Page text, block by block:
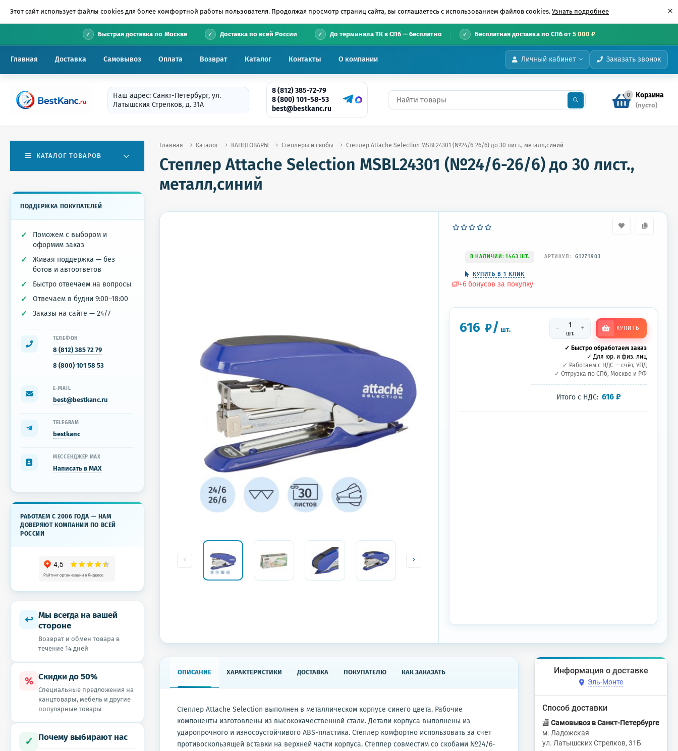
Этот сайт использует файлы cookies для более комфортной работы пользователя. Продолжая просмотр страниц сайта, вы соглашаетесь с использованием файлов cookies. Узнать подробнее ×
Быстрая доставка по Москве Доставка по всей России До терминала ТК в СПб — бесплатно Бесплатная доставка по СПб от5 000 ₽
Личный кабинет Заказать звонок
Главная Доставка Самовывоз Оплата Возврат Каталог Контакты О компании
Наш адрес: Санкт-Петербург, ул.
Латышских Стрелков, д. 31А
8 (812) 385-72-79
8 (800) 101-58-53
best@bestkanc.ru
0 Корзина
(пусто)
Главная Каталог КАНЦТОВАРЫ Степлеры и скобы Степлер Attache Selection MSBL24301 (№24/6-26/6) до 30 лист., металл,синий
Степлер Attache Selection MSBL24301 (№24/6-26/6) до 30 лист.,
металл,синий
В НАЛИЧИИ: 1463 ШТ. АРТИКУЛ: G1271903
КУПИТЬ В 1 КЛИК
+6 бонусов за покупку
616 ₽/ шт. -
шт.
+ КУПИТЬ
✓ Быстро обработаем заказ
✓ Для юр. и физ. лиц
✓ Работаем с НДС — счёт, УПД
✓ Отгрузка по СПб, Москве и РФ
Итого с НДС: 616₽
ОПИСАНИЕ ХАРАКТЕРИСТИКИ ДОСТАВКА ПОКУПАТЕЛЮ КАК ЗАКАЗАТЬ
Степлер Attache Selection выполнен в металлическом корпусе синего цвета. Рабочие
компоненты изготовлены из высококачественной стали. Детали корпуса выполнены из
ударопрочного и износоустойчивого ABS-пластика. Степлер комфортно использовать за счет
противоскользящей вставки на верхней части корпуса. Степлер совместим со скобами №24/6-
Информация о доставке
Эль-Монте
Способ доставки
🏬 Самовывоз в Санкт-Петербурге
м. Ладожская
ул. Латышских Стрелков, 31Б
КАТАЛОГ ТОВАРОВ
ПОДДЕРЖКА ПОКУПАТЕЛЕЙ
Поможем с выбором и
оформим заказ
Живая поддержка — без
ботов и автоответов
Быстро отвечаем на вопросы
Отвечаем в будни 9:00–18:00
Заказы на сайте — 24/7
ТЕЛЕФОН
8 (812) 385 72 79
8 (800) 101 58 53
E-MAIL
best@bestkanc.ru
TELEGRAM
bestkanc
МЕССЕНДЖЕР MAX
Написать в MAX
РАБОТАЕМ С 2006 ГОДА — НАМ
ДОВЕРЯЮТ КОМПАНИИ ПО ВСЕЙ
РОССИИ
↩ Мы всегда на вашей
стороне
Возврат и обмен товара в
течение 14 дней
% Скидки до 50%
Специальные предложения на
канцтовары, мебель и другие
популярные товары
✓ Почему выбирают нас